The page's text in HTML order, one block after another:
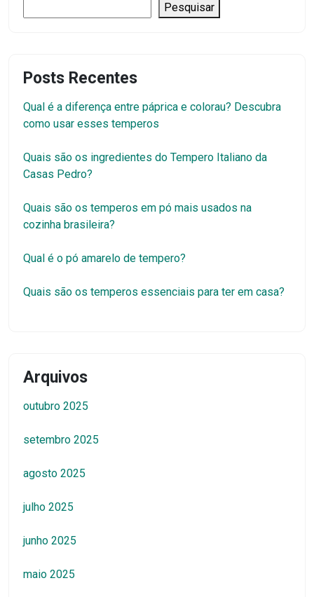
Pesquisar
Posts Recentes
Qual é a diferença entre páprica e colorau? Descubra
como usar esses temperos
Quais são os ingredientes do Tempero Italiano da
Casas Pedro?
Quais são os temperos em pó mais usados na
cozinha brasileira?
Qual é o pó amarelo de tempero?
Quais são os temperos essenciais para ter em casa?
Arquivos
outubro 2025
setembro 2025
agosto 2025
julho 2025
junho 2025
maio 2025